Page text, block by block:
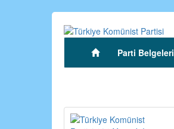
(current)Parti Belgeleri